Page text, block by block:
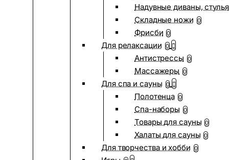
Надувные диваны, стулья
Складные ножи 0
Фрисби 0
Для релаксации 0
Антистрессы 0
Массажеры 0
Для спа и сауны 0
Полотенца 0
Спа-наборы 0
Товары для сауны 0
Халаты для сауны 0
Для творчества и хобби 0